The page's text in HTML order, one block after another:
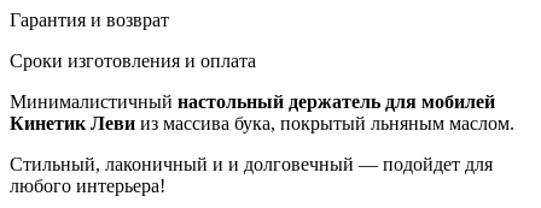
Гарантия и возврат
Сроки изготовления и оплата
Минималистичный настольный держатель для мобилей
Кинетик Леви из массива бука, покрытый льняным маслом.
Стильный, лаконичный и и долговечный — подойдет для
любого интерьера!